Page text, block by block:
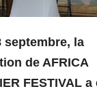
septembre, la
de AFRICA
FESTIVAL a